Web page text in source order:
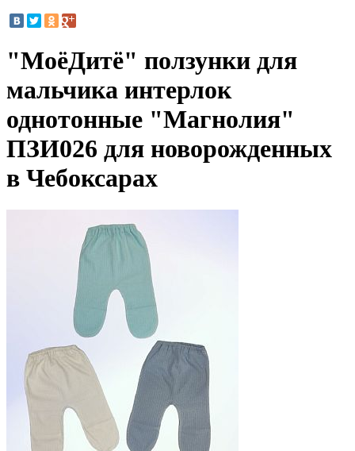
"МоёДитё" ползунки для
мальчика интерлок
однотонные "Магнолия"
ПЗИ026 для новорожденных
в Чебоксарах